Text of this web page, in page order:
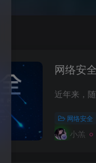
网络安
网络安全
小羔